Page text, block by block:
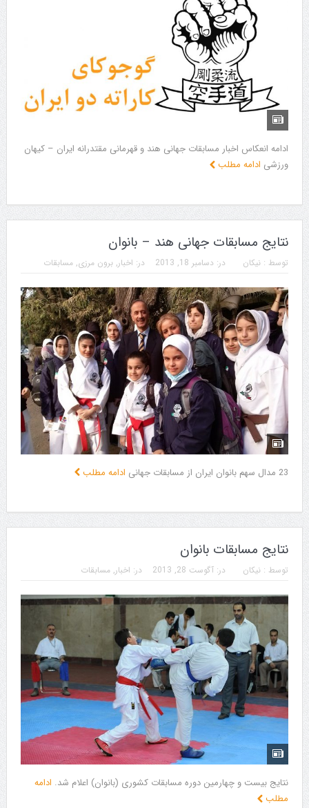
ادامه انعکاس اخبار مسابقات جهانی هند و قهرمانی مقتدرانه ایران – کیهان
ورزشی ادامه مطلب
نتایج مسابقات جهانی هند – بانوان
توسط : نیکان در: دسامبر 18, 2013 در: اخبار, برون مرزی, مسابقات
23 مدال سهم بانوان ایران از مسابقات جهانی ادامه مطلب
نتایج مسابقات بانوان
توسط : نیکان در: آگوست 28, 2013 در: اخبار, مسابقات
نتایج بیست و چهارمین دوره مسابقات کشوری (بانوان) اعلام شد. ادامه
مطلب